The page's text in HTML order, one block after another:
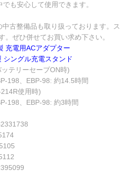
も安心して使用できます。
古整備品も取り扱っております。ス
ぜひ併せてお買い求め下さい。
充電用ACアダプター
シングル充電スタンド
テリーセーブON時)
198、EBP-98: 約14.5時間
使用時)
198、EBP-98: 約3時間